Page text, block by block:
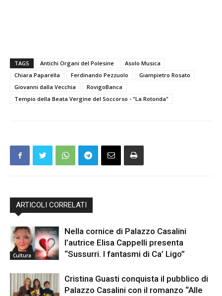
TAGS Antichi Organi del Polesine
Asolo Musica
Chiara Paparella
Ferdinando Pezzuolo
Giampietro Rosato
Giovanni dalla Vecchia
RovigoBanca
Tempio della Beata Vergine del Soccorso - "La Rotonda"
ARTICOLI CORRELATI
Cultura
Nella cornice di Palazzo Casalini
l’autrice Elisa Cappelli presenta
“Sussurri. I fantasmi di Ca’ Ligo”
Cristina Guasti conquista il pubblico di
Palazzo Casalini con il romanzo “Alle